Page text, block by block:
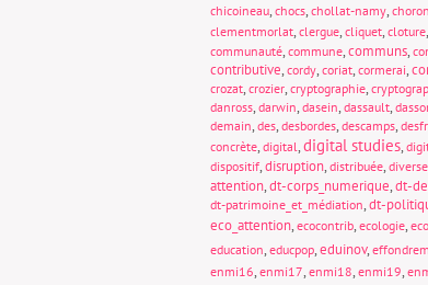
chicoineau, chocs, chollat-namy, choron
clementmorlat, clergue, cliquet, cloture,
communauté, commune,communs,
contributive, cordy, coriat, cormerai,
crozat, crozier, cryptographie,
danross, darwin, dasein, dassault,
demain, des, desbordes, descamps,
concrète, digital,digital studies,
dispositif,disruption, distribuée,
attention,dt-corps_numerique,dt-
dt-patrimoine_et_médiation,dt-
eco_attention, ecocontrib, ecologie,
education, educpop,eduinov,
enmi16, enmi17, enmi18, enmi19,